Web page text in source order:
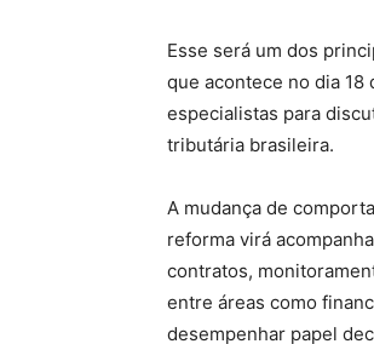
Esse será um dos
que acontece no dia 18
especialistas para
tributária brasileira.
A mudança de
reforma virá
contratos,
entre áreas como
desempenhar papel